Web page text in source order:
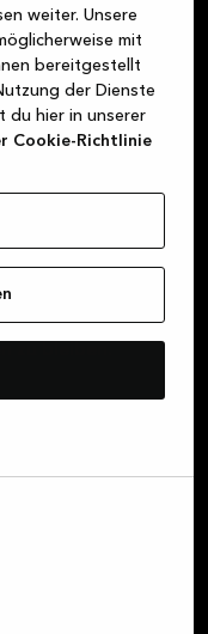
weiter. Unsere
mit
bereitgestellt
der Dienste
du hier in unserer
Cookie-Richtlinie
an, um über
dich
von Kvik